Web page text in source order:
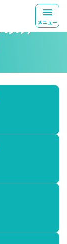
メニュー
み）